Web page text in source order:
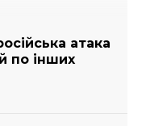
атака
по інших